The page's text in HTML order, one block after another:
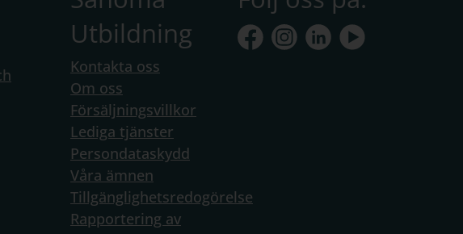
Utbildning
Kontakta oss
Om oss
Försäljningsvillkor
Lediga tjänster
Persondataskydd
Våra ämnen
Tillgänglighetsredogörelse
Rapportering av